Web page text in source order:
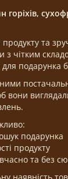
горіхів,
та
з чітким
подарунка
подарунка
продукту
та без